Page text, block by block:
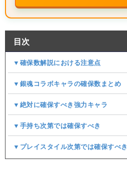
目次
▼確保数解説における注意点
▼銀魂コラボキャラの確保数まとめ
▼絶対に確保すべき強力キャラ
▼手持ち次第では確保すべき
▼プレイスタイル次第では確保すべき